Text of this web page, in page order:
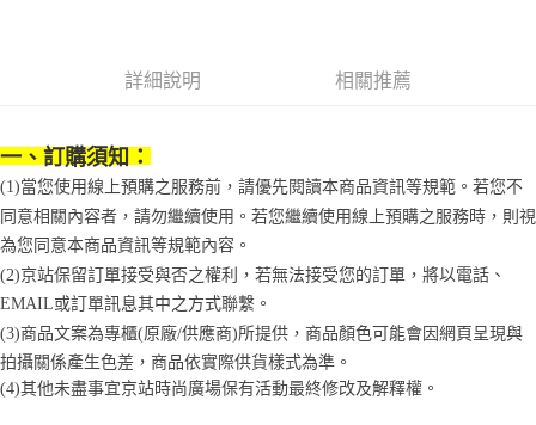
1.本服務係由「台灣大哥大股份有限公司」（以下簡稱本公司）所提供，讓
2.基於同意付款使用「大哥付你分期」之契約關係目的，商店將以您的個人
資料（包含姓名、電話或地址）提供予台灣大哥大進項蒐集、處理及利用，
由本公司與您本人進行分期帳單所需資料之確認、核對及更正。
3.完整用戶服務條款，請詳閱以下連結：https://oppay.tw/userRule
ATM／網路銀行／等多元方式進行付款，方視為交易完成。
後付繳納相關費用。
※ 交易是否成功請以「AFTEE先享後付 」之結帳頁面顯示為準，若有關於
是否繳費成功／繳費後需取消欲退款等相關疑問，請聯繫「AFTEE先享後付
客戶支援中心」
https://netprotections.freshdesk.com/support/home
【注意事項】
１．透過由恩沛科技股份有限公司提供之「AFTEE先享後付」服務完成之交
易，需依本服務之必要範圍內提供個人資料，並將交易相關給付款項請求債
權轉讓予恩沛科技股份有限公司。
２．關於個人資料處理事宜，請瀏覽以下網址：
https://aftee.tw/terms/#terms3
３．未成年的使用者請事先徵得法定代理人或監護人之同意方可使用
「AFTEE先享後付」，若未經同意申辦者引起之損失，本公司不負相關責
京站台北店客服中心(1F星巴克旁) 即日起不提供京站紙袋，取件時
請自備購物袋，若需購買紙袋可現場詢問
免運費
詳細說明 相關推薦
一、訂購須知：
(1)當您使用線上預購之服務前，請優先閱讀本商品資訊等規範。若您不
同意相關內容者，請勿繼續使用。若您繼續使用線上預購之服務時，則視
為您同意本商品資訊等規範內容。
(2)京站保留訂單接受與否之權利，若無法接受您的訂單，將以電話、
EMAIL或訂單訊息其中之方式聯繫。
(3)商品文案為專櫃(原廠/供應商)所提供，商品顏色可能會因網頁呈現與
拍攝關係產生色差，商品依實際供貨樣式為準。
(4)其他未盡事宜京站時尚廣場保有活動最終修改及解釋權。